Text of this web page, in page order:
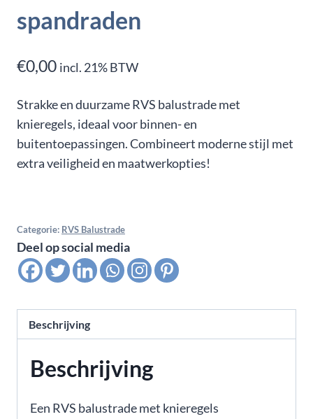
spandraden
€0,00 incl. 21% BTW
Strakke en duurzame RVS balustrade met
knieregels, ideaal voor binnen- en
buitentoepassingen. Combineert moderne stijl met
extra veiligheid en maatwerkopties!
Categorie: RVS Balustrade
Deel op social media
Beschrijving
Beschrijving
Een RVS balustrade met knieregels